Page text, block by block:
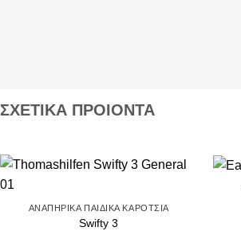
ΣΧΕΤΙΚΑ ΠΡΟΙΟΝΤΑ
ΑΝΑΠΗΡΙΚΆ ΠΑΙΔΙΚΆ ΚΑΡΌΤΣΙΑ
Swifty 3